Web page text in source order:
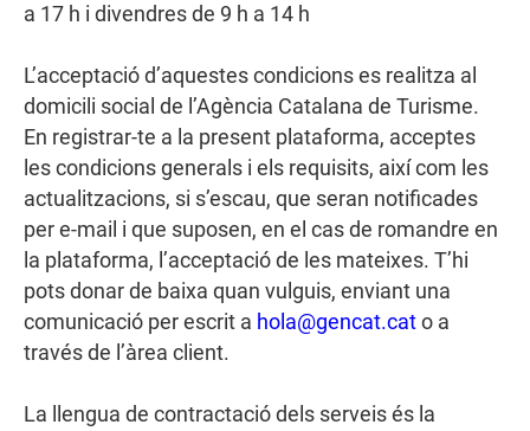
a 17 h i divendres de 9 h a 14 h
L’acceptació d’aquestes condicions es realitza al
domicili social de l’Agència Catalana de Turisme.
En registrar-te a la present plataforma, acceptes
les condicions generals i els requisits, així com les
actualitzacions, si s’escau, que seran notificades
per e-mail i que suposen, en el cas de romandre en
la plataforma, l’acceptació de les mateixes. T’hi
pots donar de baixa quan vulguis, enviant una
comunicació per escrit a hola@gencat.cato a
través de l’àrea client.
La llengua de contractació dels serveis és la